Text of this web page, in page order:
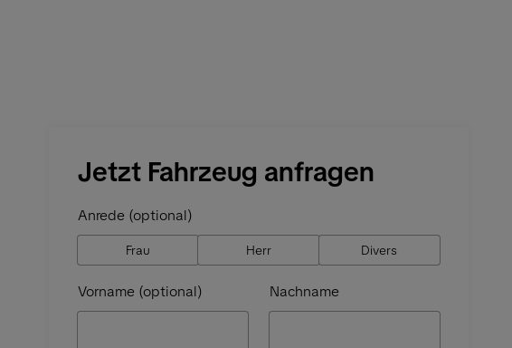
Jetzt Fahrzeug anfragen
Anrede (optional)
Frau Herr Divers
Vorname (optional) Nachname